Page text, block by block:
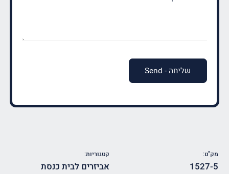
מק"ט:
1527-5
קטגוריות:
אביזרים לבית כנסת